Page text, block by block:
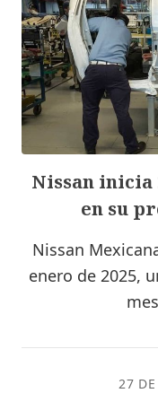
Nissan inicia
en su
Nissan
enero de 2025,
27